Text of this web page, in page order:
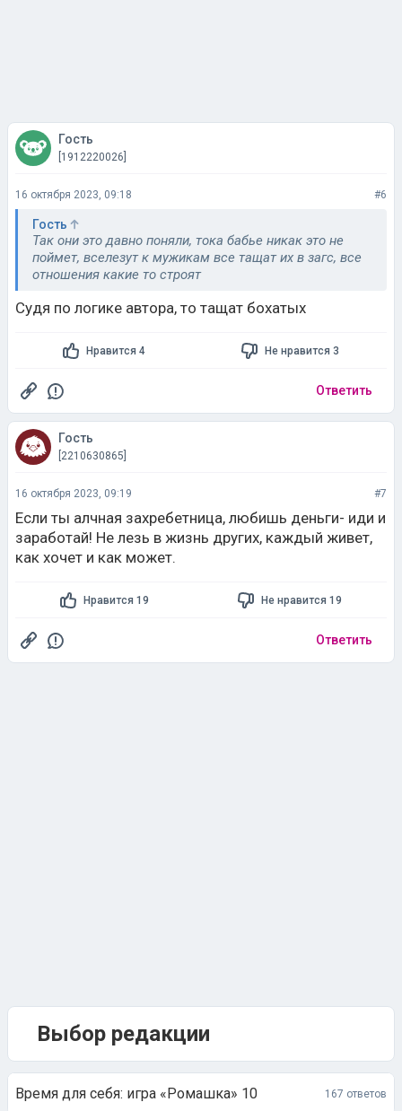
Гость
[1912220026]
16 октября 2023, 09:18 #6
Гость
Так они это давно поняли, тока бабье никак это не
поймет, вселезут к мужикам все тащат их в загс, все
отношения какие то строят
Судя по логике автора, то тащат бохатых
Нравится 4 Не нравится 3
Ответить
Гость
[2210630865]
16 октября 2023, 09:19 #7
Если ты алчная захребетница, любишь деньги- иди и
заработай! Не лезь в жизнь других, каждый живет,
как хочет и как может.
Нравится 19 Не нравится 19
Ответить
Выбор редакции
Время для себя: игра «Ромашка» 10 167 ответов